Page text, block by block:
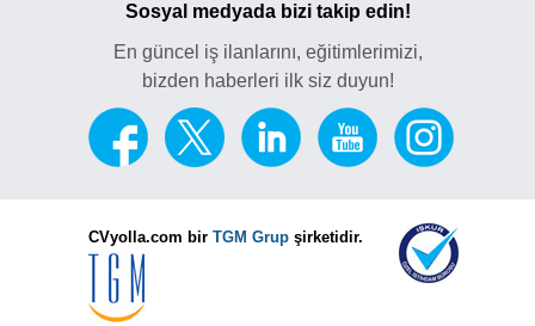
Sosyal medyada bizi takip edin!
En güncel iş ilanlarını, eğitimlerimizi,
bizden haberleri ilk siz duyun!
CVyolla.com bir TGM Grup şirketidir.